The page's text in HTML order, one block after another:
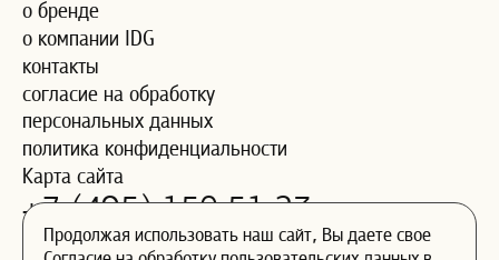
о бренде
о компании IDG
контакты
согласие на обработку
персональных данных
политика конфиденциальности
Карта сайта
+7 (495) 150 51 23
contact@maitre-deco.ru
Продолжая использовать наш сайт, Вы даете свое